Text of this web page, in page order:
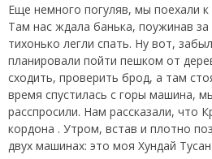
Еще немного погуляв, мы поехали к
Там нас ждала банька, поужинав
тихонько легли спать. Ну вот,
планировали пойти пешком от
сходить, проверить брод, а там
время спустилась с горы машина,
расспросили. Нам рассказали, что
кордона . Утром, встав и плотно
двух машинах: это моя Хундай